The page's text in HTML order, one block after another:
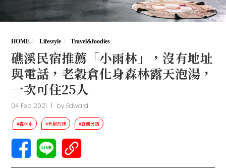
HOME Lifestyle Travel&foodies
礁溪民宿推薦「小雨林」，沒有地址
與電話，老穀倉化身森林露天泡湯，
一次可住25人
04 Feb 2021 | by Edward
#森林系 #老屋改建 #宜蘭民宿